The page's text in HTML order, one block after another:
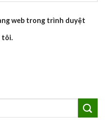
web trong trình duyệt
tôi.